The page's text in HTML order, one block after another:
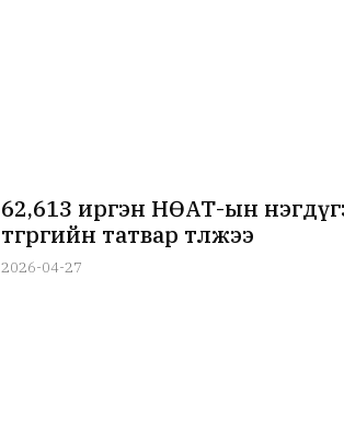
62,613 иргэн НӨАТ-ын
төгрөгийн татвар төлжээ
2026-04-27